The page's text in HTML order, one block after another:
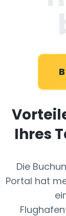
Ihres
Die
Portal hat